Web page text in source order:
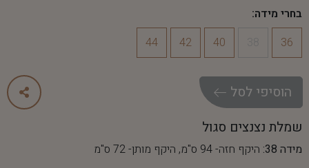
בחרי מידה:
36
40
42
44
הוסיפי לסל
שמלת נצנצים סגול
מידה 38:
היקף חזה- 94 ס"מ, היקף מותן- 72 ס"מ